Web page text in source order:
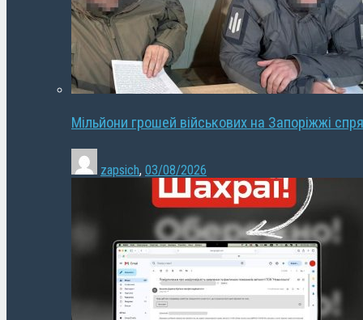
Мільйони грошей військових на Запоріжжі
zapsich, 03/08/2026